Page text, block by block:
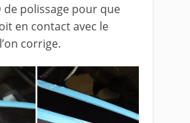
de polissage pour que
en contact avec le
corrige.